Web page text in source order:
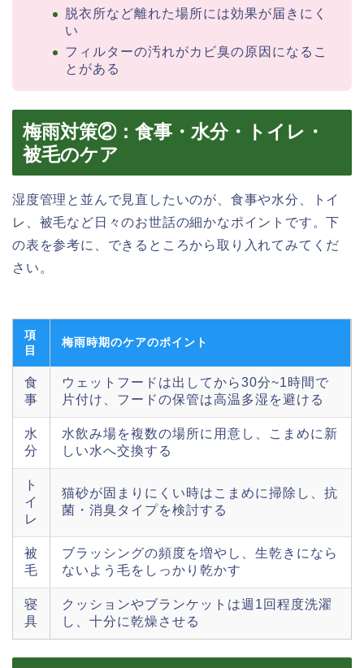
脱衣所など離れた場所には効果が届きにく
い
フィルターの汚れがカビ臭の原因になるこ
とがある
梅雨対策②：食事・水分・トイレ・
被毛のケア
湿度管理と並んで見直したいのが、食事や水分、トイ
レ、被毛など日々のお世話の細かなポイントです。下
の表を参考に、できるところから取り入れてみてくだ
さい。
項
目
梅雨時期のケアのポイント
食
事
ウェットフードは出してから30分~1時間で
片付け、フードの保管は高温多湿を避ける
水
分
水飲み場を複数の場所に用意し、こまめに新
しい水へ交換する
ト
イ
レ
猫砂が固まりにくい時はこまめに掃除し、抗
菌・消臭タイプを検討する
被
毛
ブラッシングの頻度を増やし、生乾きになら
ないよう毛をしっかり乾かす
寝
具
クッションやブランケットは週1回程度洗濯
し、十分に乾燥させる